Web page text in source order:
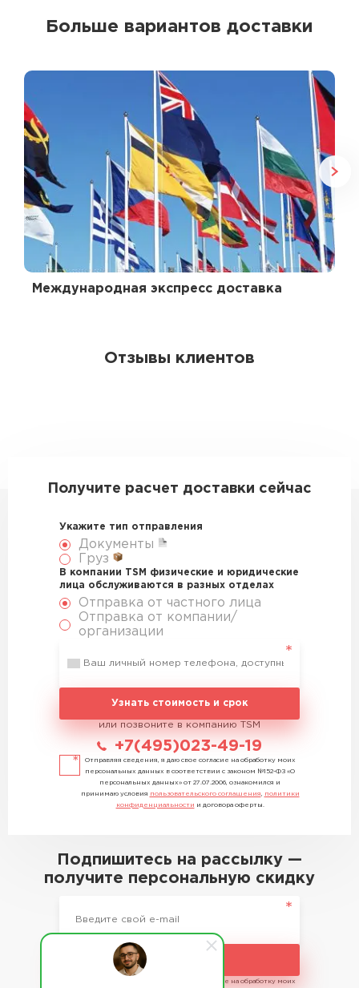
Больше вариантов доставки
Международная экспресс доставка
Отзывы клиентов
Получите расчет доставки сейчас
Укажите тип отправления
Документы
Груз
В компании TSM физические и юридические
лица обслуживаются в разных отделах
Отправка от частного лица
Отправка от компании/
организации
Узнать стоимость и срок
или позвоните в компанию TSM
+7(495)023-49-19
Отправляя сведения, я даю свое согласие на обработку моих
персональных данных в соответствии с законом №152-ФЗ «О
персональных данных» от 27.07.2006, ознакомился и
принимаю условия пользовательского соглашения
политики
конфиденциальности и договора оферты.
Подпишитесь на рассылку —
получите персональную скидку
Подписаться
Отправляя сведения, я даю свое согласие на обработку моих